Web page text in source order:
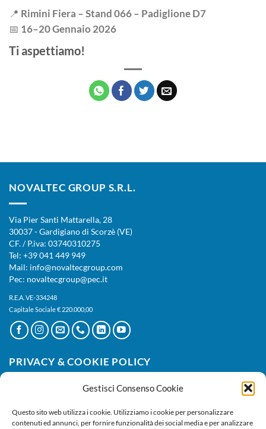
Gestisci Consenso Cookie
Questo sito web utilizza i cookie. Utilizziamo i cookie per personalizzare
contenuti ed annunci, per fornire funzionalità dei social media e per analizzare
📍 Rimini Fiera – Stand 066 – Padiglione D7
📅 16–20 Gennaio 2026
Ti aspettiamo!
NOVALTEC GROUP S.R.L.
Via Pier Santi Mattarella, 28
30037 - Gardigiano di Scorzè (VE)
CF. / P.iva: 03740310275
Tel: +39 041 449 949
Mail: info@novaltecgroup.com
Pec: novaltecgroup@pec.it
R.E.A. VE-334248
Capitale Sociale € 220.000,00
PRIVACY & COOKIE POLICY
Cookie Policy